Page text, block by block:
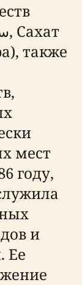
также
мест
году,
и
Ее